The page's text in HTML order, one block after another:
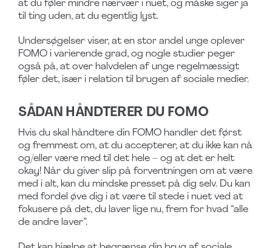
at du føler mindre nærvær i nuet, og måske siger ja
til ting uden, at du egentlig lyst.
Undersøgelser viser, at en stor andel unge oplever
FOMO i varierende grad, og nogle studier peger
også på, at over halvdelen af unge regelmæssigt
føler det, især i relation til brugen af sociale medier.
SÅDAN HÅNDTERER DU FOMO
Hvis du skal håndtere din FOMO handler det først
og fremmest om, at du accepterer, at du ikke kan nå
og/eller være med til det hele – og at det er helt
okay! Når du giver slip på forventningen om at være
med i alt, kan du mindske presset på dig selv. Du kan
med fordel øve dig i at være til stede i nuet ved at
fokusere på det, du laver lige nu, frem for hvad “alle
de andre laver”.